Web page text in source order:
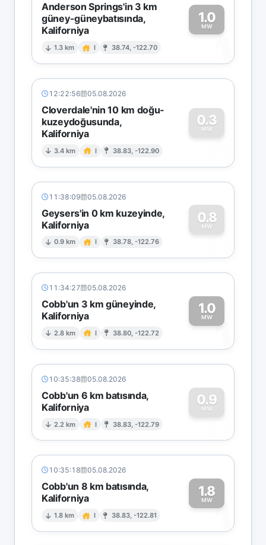
Anderson Springs'in 3 km
güney-güneybatısında,
Kaliforniya
1.3 km I 38.74, -122.70
1.0
MW
1
12:22:56 05.08.2026
Cloverdale'nin 10 km doğu-
kuzeydoğusunda,
Kaliforniya
3.4 km I 38.83, -122.90
0.3
MW
0
11:38:09 05.08.2026
Geysers'in 0 km kuzeyinde,
Kaliforniya
0.9 km I 38.78, -122.76
0.8
MW
0
11:34:27 05.08.2026
Cobb'un 3 km güneyinde,
Kaliforniya
2.8 km I 38.80, -122.72
1.0
MW1
10:35:38 05.08.2026
Cobb'un 6 km batısında,
Kaliforniya
2.2 km I 38.83, -122.79
0.9
MW
0
10:35:18 05.08.2026
Cobb'un 8 km batısında,
Kaliforniya
1.8 km I 38.83, -122.81
1.8
MW1